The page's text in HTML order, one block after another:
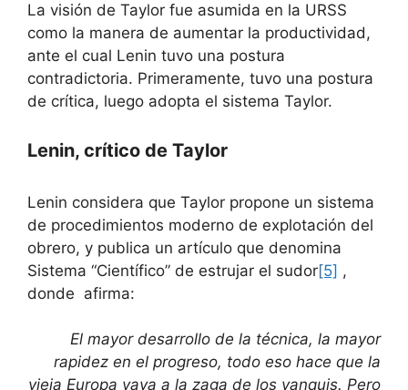
La visión de Taylor fue asumida en la URSS
como la manera de aumentar la productividad,
ante el cual Lenin tuvo una postura
contradictoria. Primeramente, tuvo una postura
de crítica, luego adopta el sistema Taylor.
Lenin, crítico de Taylor
Lenin considera que Taylor propone un sistema
de procedimientos moderno de explotación del
obrero, y publica un artículo que denomina
Sistema “Científico” de estrujar el sudor[5] ,
donde afirma:
El mayor desarrollo de la técnica, la mayor
rapidez en el progreso, todo eso hace que la
vieja Europa vaya a la zaga de los yanquis. Pero